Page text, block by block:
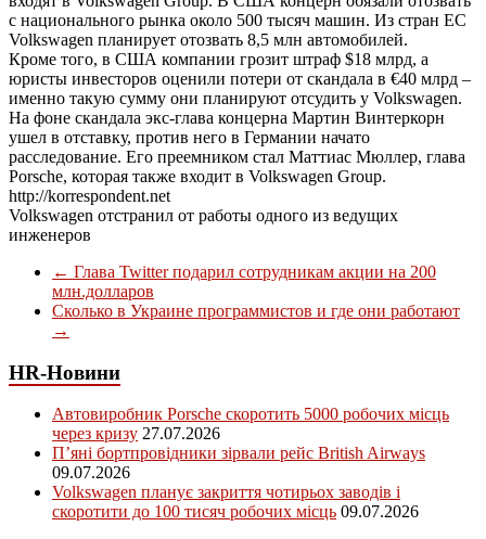
с национального рынка около 500 тысяч машин. Из стран ЕС
Volkswagen планирует отозвать 8,5 млн автомобилей.
Кроме того, в США компании грозит штраф $18 млрд, а
юристы инвесторов оценили потери от скандала в €40 млрд –
именно такую сумму они планируют отсудить у Volkswagen.
На фоне скандала экс-глава концерна Мартин Винтеркорн
ушел в отставку, против него в Германии начато
расследование. Его преемником стал Маттиас Мюллер, глава
Porsche, которая также входит в Volkswagen Group.
http://korrespondent.net
Volkswagen отстранил от работы одного из ведущих
инженеров
← Глава Twitter подарил сотрудникам акции на 200
млн.долларов
Сколько в Украине программистов и где они работают
→
HR-Новини
Автовиробник Porsche скоротить 5000 робочих місць
через кризу 27.07.2026
П’яні бортпровідники зірвали рейс British Airways
09.07.2026
Volkswagen планує закриття чотирьох заводів і
скоротити до 100 тисяч робочих місць 09.07.2026